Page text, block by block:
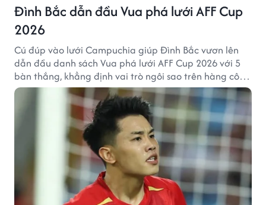
Đình Bắc dẫn đầu Vua phá lưới AFF Cup
2026
Cú đúp vào lưới Campuchia giúp Đình Bắc vươn lên
dẫn đầu danh sách Vua phá lưới AFF Cup 2026 với 5
bàn thắng, khẳng định vai trò ngôi sao trên hàng công
tuyển Việt Nam.